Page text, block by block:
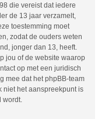
die vereist dat iedere
de 13 jaar verzamelt,
toestemming moet
zodat de ouders weten
jonger dan 13, heeft.
jou of de website waarop
op met een juridisch
mee dat het phpBB-team
niet het aanspreekpunt is
wordt.